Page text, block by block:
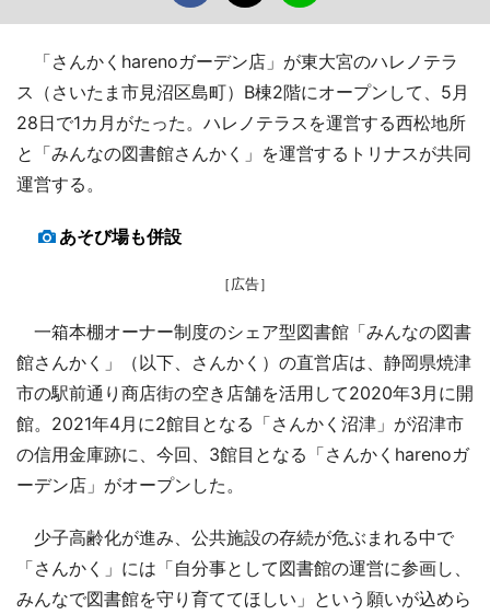
「さんかくharenoガーデン店」が東大宮のハレノテラ
ス（さいたま市見沼区島町）B棟2階にオープンして、5月
28日で1カ月がたった。ハレノテラスを運営する西松地所
と「みんなの図書館さんかく」を運営するトリナスが共同
運営する。
あそび場も併設
［広告］
一箱本棚オーナー制度のシェア型図書館「みんなの図書
館さんかく」（以下、さんかく）の直営店は、静岡県焼津
市の駅前通り商店街の空き店舗を活用して2020年3月に開
館。2021年4月に2館目となる「さんかく沼津」が沼津市
の信用金庫跡に、今回、3館目となる「さんかくharenoガ
ーデン店」がオープンした。
少子高齢化が進み、公共施設の存続が危ぶまれる中で
「さんかく」には「自分事として図書館の運営に参画し、
みんなで図書館を守り育ててほしい」という願いが込めら